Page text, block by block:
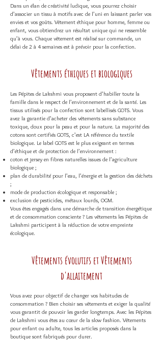
Dans un élan de créativité ludique, vous pourrez choisir
d’associer un tissu à motifs avec de l’uni en laissant parler vos
envies et vos goûts. Vêtement éthique pour homme, femme ou
enfant, vous obtiendrez un résultat unique qui ne ressemble
qu’à vous. Chaque vêtement est réalisé sur commande, un
délai de 2 à 4 semaines est à prévoir pour la confection.
Vêtements éthiques et biologiques
Les Pépites de Lakshmi vous proposent d’habiller toute la
famille dans le respect de l’environnement et de la santé. Les
tissus utilisés pour la confection sont labellisés GOTS. Vous
avez la garantie d’acheter des vêtements sans substance
toxique, doux pour la peau et pour la nature. La majorité des
cotons sont certifiés GOTS, c’est LA référence du textile
biologique. Le label GOTS est le plus exigeant en termes
d’éthique et de protection de l’environnement :
coton et jersey en fibres naturelles issues de l’agriculture
biologique ;
plan de durabilité pour l’eau, l’énergie et la gestion des déchets
;
mode de production écologique et responsable ;
exclusion de pesticides, métaux lourds, OGM.
Vous êtes engagés dans une démarche de transition énergétique
et de consommation consciente ? Les vêtements les Pépites de
Lakshmi participent à la réduction de votre empreinte
écologique.
Vêtements évolutifs et Vêtements
d'allaitement
Vous avez pour objectif de changer vos habitudes de
consommation ? Bien choisir ses vêtements et exiger la qualité
vous garantit de pouvoir les garder longtemps. Avec les Pépites
de Lakshmi vous êtes au cœur de la slow fashion. Vêtements
pour enfant ou adulte, tous les articles proposés dans la
boutique sont fabriqués pour durer.